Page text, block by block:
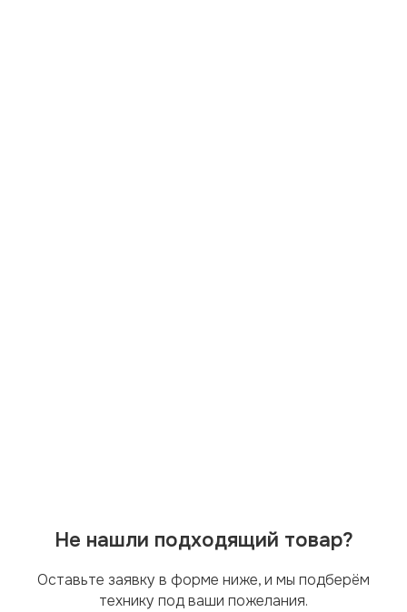
Не нашли подходящий товар?
Оставьте заявку в форме ниже, и мы подберём
технику под ваши пожелания.